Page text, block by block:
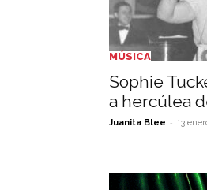
MÚSICA
Sophie
a hercúlea
Juanita Blee - 13